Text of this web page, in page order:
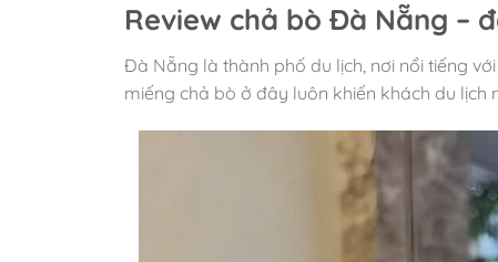
Review chả bò Đà Nẵng –
Đà Nẵng là thành phố du lịch, nơi nổi tiếng
miếng chả bò ở đây luôn khiến khách du lịch